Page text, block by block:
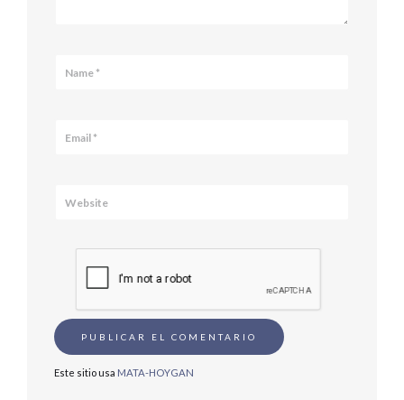
Este sitio usa MATA-HOYGAN